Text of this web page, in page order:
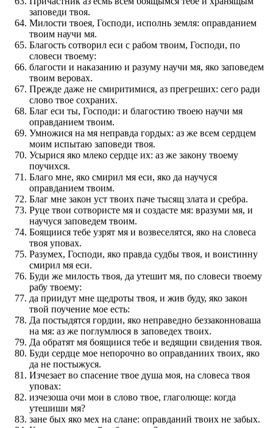
заповеди твоя.
Милости твоея, Господи, исполнь земля: оправданием
твоим научи мя.
Благость сотворил еси с рабом твоим, Господи, по
словеси твоему:
благости и наказанию и разуму научи мя, яко заповедем
твоим веровах.
Прежде даже не смиритимися, аз прегреших: сего ради
слово твое сохраних.
Благ еси ты, Господи: и благостию твоею научи мя
оправданием твоим.
Умножися на мя неправда гордых: аз же всем сердцем
моим испытаю заповеди твоя.
Усырися яко млеко сердце их: аз же закону твоему
поучихся.
Благо мне, яко смирил мя еси, яко да научуся
оправданием твоим.
Благ мне закон уст твоих паче тысящ злата и сребра.
Руце твои сотвористе мя и создасте мя: вразуми мя, и
научуся заповедем твоим.
Боящиися тебе узрят мя и возвеселятся, яко на словеса
твоя уповах.
Разумех, Господи, яко правда судбы твоя, и воистинну
смирил мя еси.
Буди же милость твоя, да утешит мя, по словеси твоему
рабу твоему:
да приидут мне щедроты твоя, и жив буду, яко закон
твой поучение мое есть:
Да постыдятся гордии, яко неправедно беззаконноваша
на мя: аз же поглумлюся в заповедех твоих.
Да обратят мя боящиися тебе и ведящии свидения твоя.
Буди сердце мое непорочно во оправданиих твоих, яко
да не постыжуся.
Изчезает во спасение твое душа моя, на словеса твоя
уповах:
изчезоша очи мои в слово твое, глаголюще: когда
утешиши мя?
зане бых яко мех на слане: оправданий твоих не забых.